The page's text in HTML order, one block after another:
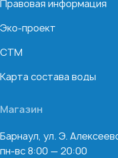
Правовая информация
Эко-проект
СТМ
Карта состава воды
Магазин
Барнаул, ул. Э.
пн-вс 8:00 — 20:00